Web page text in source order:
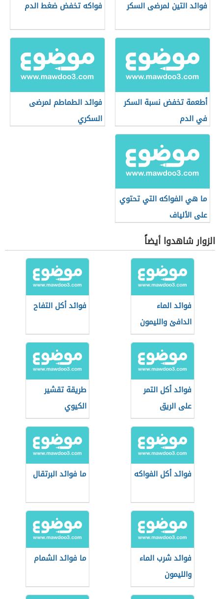
فوائد التين لمرضى السكر فواكه تخفض ضغط الدم
أطعمة تخفض نسبة السكر
في الدم
فوائد الطماطم لمرضى
السكري
ما هي الفواكه التي تحتوي
على الألياف
الزوار شاهدوا أيضاً
فوائد الماء
الدافئ والليمون
على الريق
فوائد أكل التفاح
فوائد أكل التمر
على الريق
طريقة تقشير
الكيوي
فوائد أكل الفواكه ما فوائد البرتقال
فوائد شرب الماء
والليمون
ما فوائد الشمام